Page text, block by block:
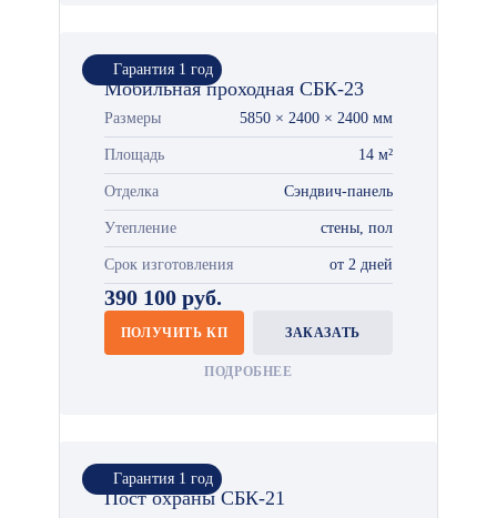
Гарантия 1 год
Мобильная проходная СБК-23
Размеры 5850 × 2400 × 2400 мм
Площадь 14 м²
Отделка Сэндвич-панель
Утепление стены, пол
Срок изготовления от 2 дней
390 100 руб.
ПОЛУЧИТЬ КП ЗАКАЗАТЬ
ПОДРОБНЕЕ
Гарантия 1 год
Пост охраны СБК-21